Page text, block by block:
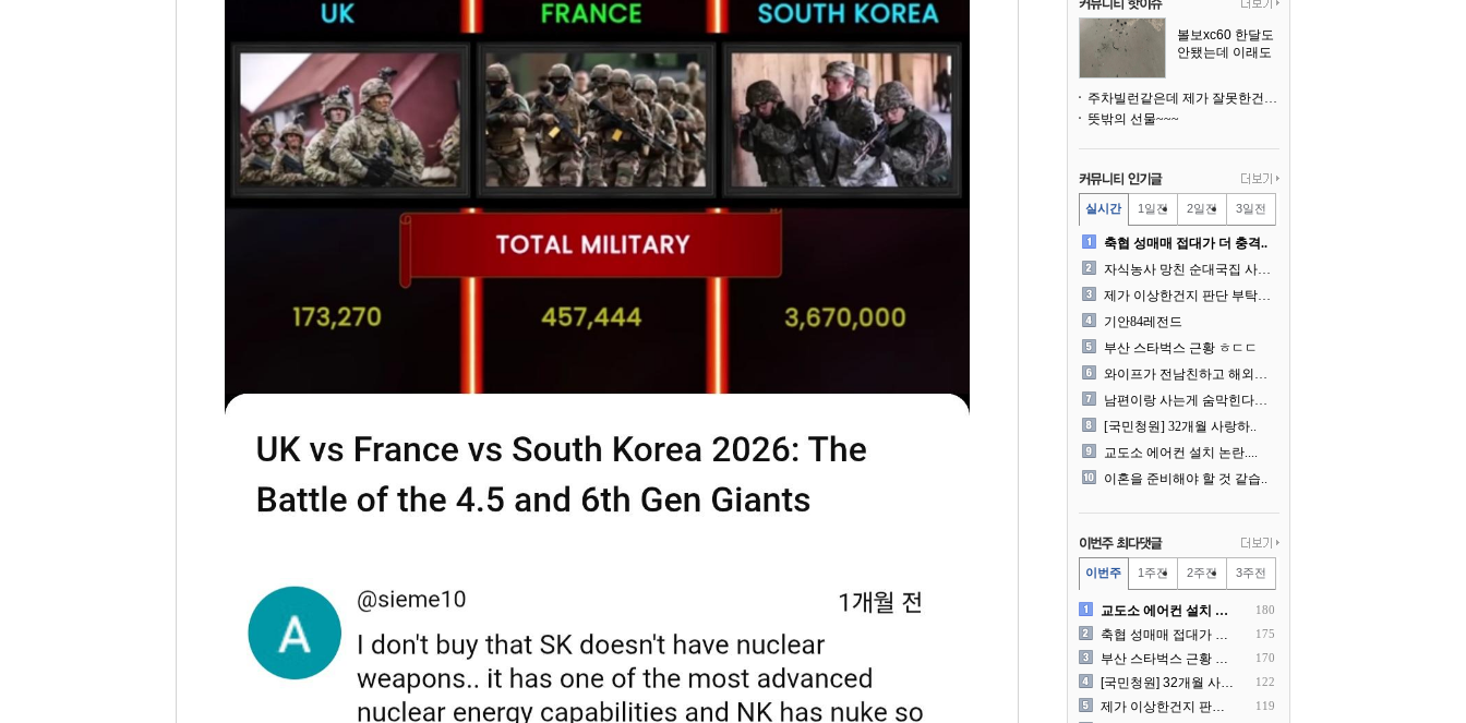
볼보xc60 한달도
안됐는데 이래도
주차빌런같은데 제가 잘못한건가요
뜻밖의 선물~~~
실시간 1일전 2일전 3일전
축협 성매매 접대가 더 충격..
자식농사 망친 순대국집 사장..
제가 이상한건지 판단 부탁드..
기안84레전드
부산 스타벅스 근황 ㅎㄷㄷ
와이프가 전남친하고 해외여행..
남편이랑 사는게 숨막힌다는 ..
[국민청원] 32개월 사랑하..
교도소 에어컨 설치 논란....
이혼을 준비해야 할 것 같습..
이번주 1주전 2주전 3주전
교도소 에어컨 설치 논란.... 180
축협 성매매 접대가 더 충격.. 175
부산 스타벅스 근황 ㅎㄷㄷ 170
[국민청원] 32개월 사랑하.. 122
제가 이상한건지 판단 부탁드.. 119